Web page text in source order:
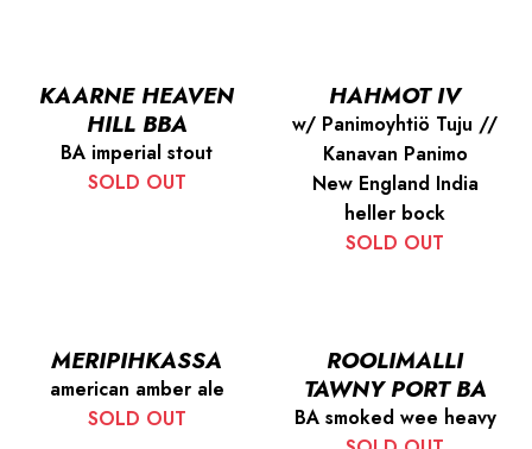
KAARNE HEAVEN
HILL BBA
BA imperial stout
SOLD OUT
HAHMOT IV
w/ Panimoyhtiö Tuju //
Kanavan Panimo
New England India
heller bock
SOLD OUT
MERIPIHKASSA
american amber ale
SOLD OUT
ROOLIMALLI
TAWNY PORT BA
BA smoked wee heavy